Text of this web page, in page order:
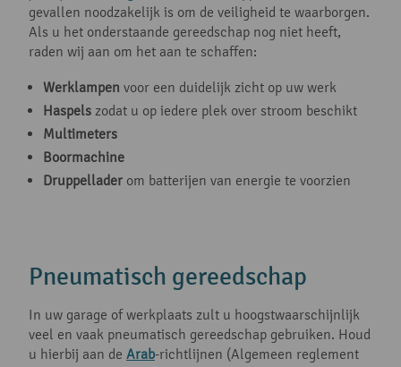
gevallen noodzakelijk is om de veiligheid te waarborgen.
Als u het onderstaande gereedschap nog niet heeft,
raden wij aan om het aan te schaffen:
Werklampen voor een duidelijk zicht op uw werk
Haspels zodat u op iedere plek over stroom beschikt
Multimeters
Boormachine
Druppellader om batterijen van energie te voorzien
Pneumatisch gereedschap
In uw garage of werkplaats zult u hoogstwaarschijnlijk
veel en vaak pneumatisch gereedschap gebruiken. Houd
u hierbij aan de Arab-richtlijnen (Algemeen reglement